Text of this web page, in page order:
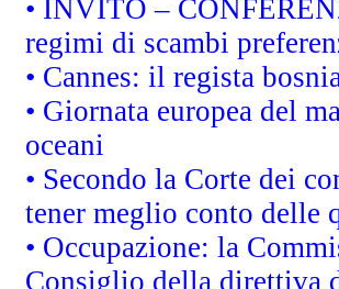
• INVITO –
regimi di scambi
• Cannes: il regista
• Giornata europea del
oceani
• Secondo la Corte dei
tener meglio conto delle
• Occupazione: la
Consiglio della direttiva